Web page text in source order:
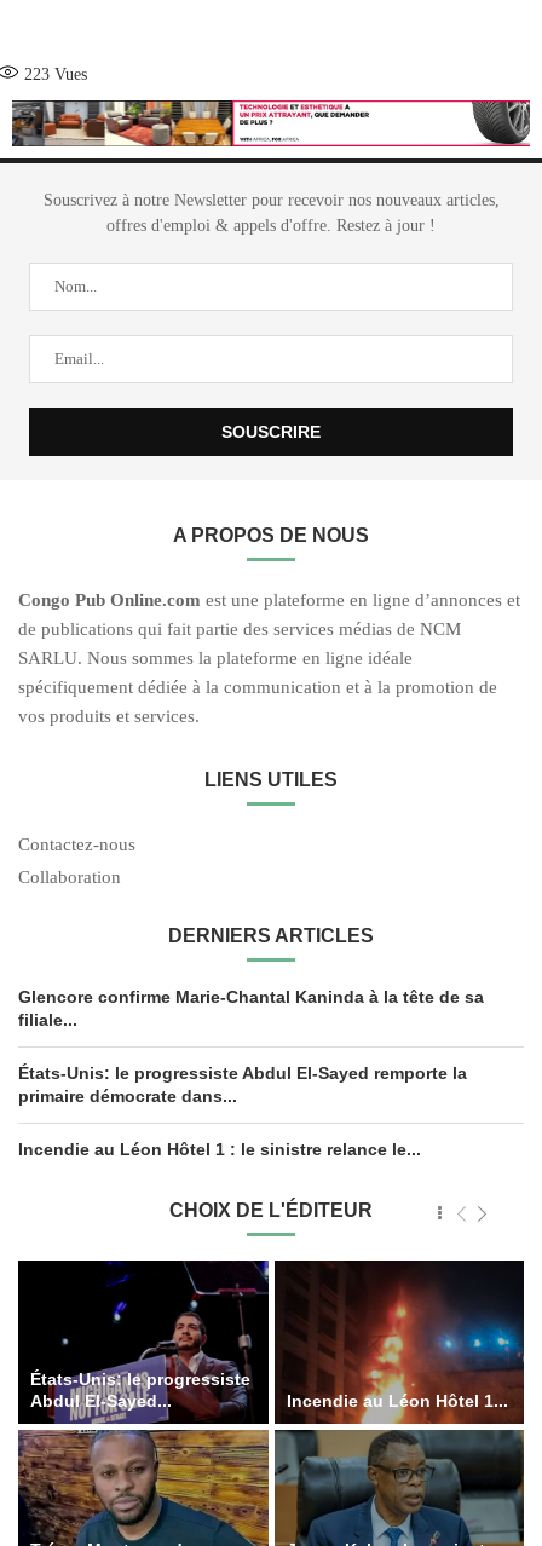
223 Vues
Souscrivez à notre Newsletter pour recevoir nos nouveaux articles,
offres d'emploi & appels d'offre. Restez à jour !
A PROPOS DE NOUS
Congo Pub Online.com est une plateforme en ligne d’annonces et
de publications qui fait partie des services médias de NCM
SARLU. Nous sommes la plateforme en ligne idéale
spécifiquement dédiée à la communication et à la promotion de
vos produits et services.
LIENS UTILES
Contactez-nous
Collaboration
DERNIERS ARTICLES
Glencore confirme Marie-Chantal Kaninda à la tête de sa
filiale...
États-Unis: le progressiste Abdul El-Sayed remporte la
primaire démocrate dans...
Incendie au Léon Hôtel 1 : le sinistre relance le...
CHOIX DE L'ÉDITEUR
États-Unis: le progressiste
Abdul El-Sayed...
Incendie au Léon Hôtel 1...